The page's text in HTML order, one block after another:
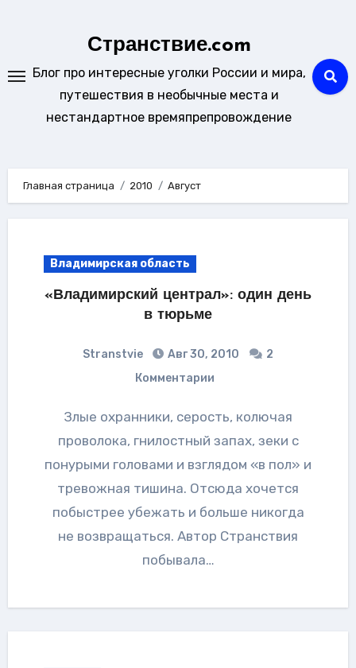
Странствие.com
Блог про интересные уголки России и мира,
путешествия в необычные места и
нестандартное времяпрепровождение
Главная страница 2010 Август
Владимирская область
«Владимирский централ»: один день
в тюрьме
Stranstvie Авг 30, 2010
2
Комментарии
Злые охранники, серость, колючая
проволока, гнилостный запах, зеки с
понурыми головами и взглядом «в пол» и
тревожная тишина. Отсюда хочется
побыстрее убежать и больше никогда
не возвращаться. Автор Странствия
побывала…